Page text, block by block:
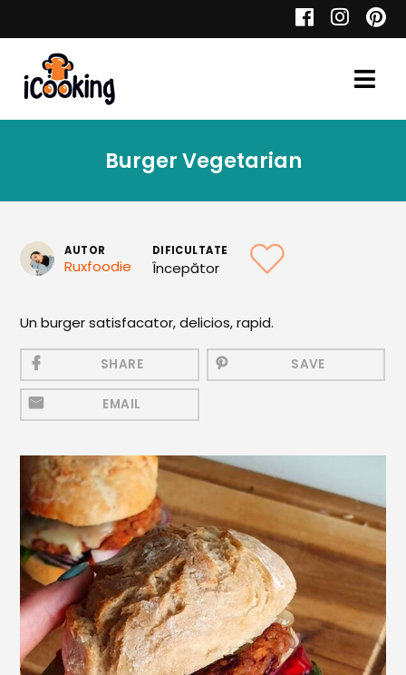
Toate Reţetele
Aperitive
Aperitive Calde
Aperitive Reci
Mezeluri
Ronțăieli
Băuturi
Băuturi calde
Băuturi reci
Cocktail-uri
Smoothies
Ceva Dulce
Burger Vegetarian
AUTOR
Ruxfoodie
DIFICULTATE
Începător
Un burger satisfacator, delicios, rapid.
SHARE SAVE
EMAIL